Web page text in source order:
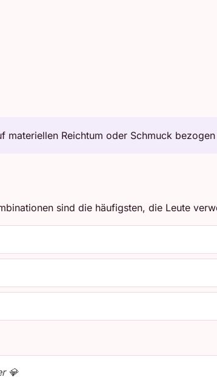
materiellen Reichtum oder Schmuck
sind die häufigsten, die Leute
💎